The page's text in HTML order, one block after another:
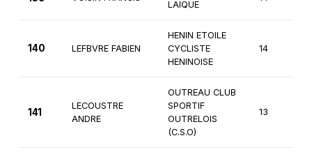
LAIQUE
140 LEFBVRE FABIEN
HENIN ETOILE
CYCLISTE
HENINOISE
14
141
LECOUSTRE
ANDRE
OUTREAU CLUB
SPORTIF
OUTRELOIS
(C.S.O)
13